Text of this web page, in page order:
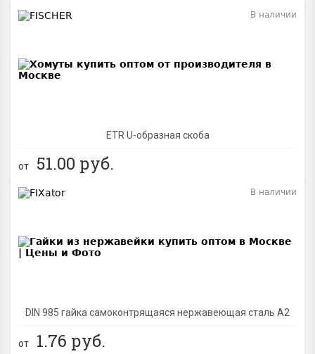
ETR U-образная скоба
В наличии
от 51.00 руб.
DIN 985 гайка самоконтрящаяся нержавеющая сталь A2
В наличии
от 1.76 руб.